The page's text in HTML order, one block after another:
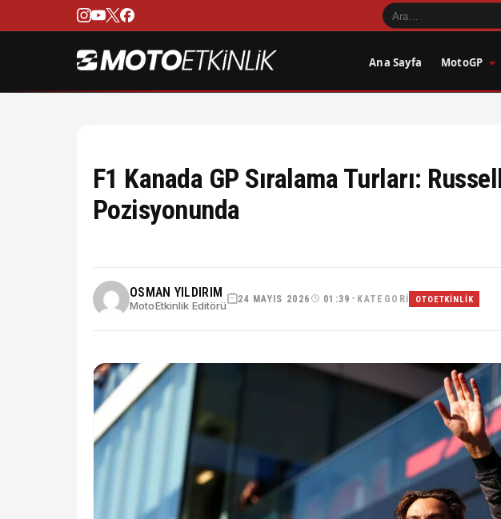
Ana Sayfa MotoGP
F1 Kanada GP Sıralama Turları:
Pozisyonunda
OSMAN YILDIRIM
MotoEtkinlik Editörü
24 MAYIS 2026 01:39 • KATEGORI OTOETKINLIK